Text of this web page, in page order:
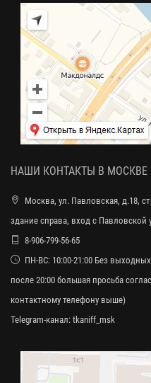
НАШИ КОНТАКТЫ В МОСКВЕ
Москва, ул. Павловская, д.18,
здание справа, вход с Павловской
8-906-799-56-65
ПН-ВС: 10:00-21:00 Без
после 20:00 большая просьба
контактному телефону выше)
Telegram-канал: tkaniff_msk